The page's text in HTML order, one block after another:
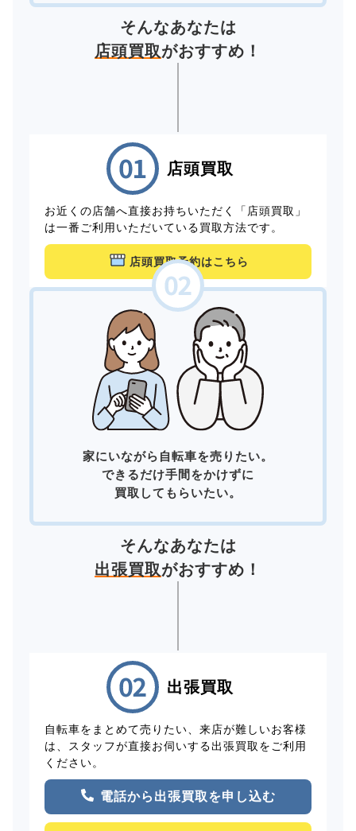
そんなあなたは
店頭買取がおすすめ！
店頭買取
お近くの店舗へ直接お持ちいただく「店頭買取」
は一番ご利用いただいている買取方法です。
店頭買取予約はこちら
家にいながら自転車を売りたい。
できるだけ手間をかけずに
買取してもらいたい。
そんなあなたは
出張買取がおすすめ！
出張買取
自転車をまとめて売りたい、来店が難しいお客様
は、スタッフが直接お伺いする出張買取をご利用
ください。
電話から出張買取を申し込む